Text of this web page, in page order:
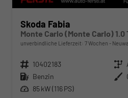
Skoda Fabia
unverbindliche Lieferzeit: 7 Wochen
Fahrzeugnr. 10402183 Getriebe
Kraftstoff Benzin Außenfarbe
Leistung 85 kW (116 PS)